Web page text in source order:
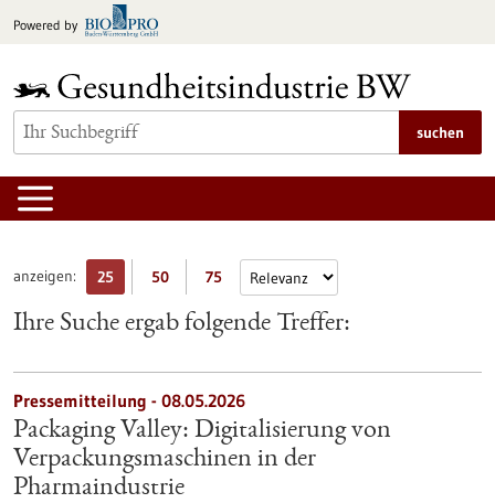
Inhalt
Powered by
suchen
anzeigen: 25 50 75
Ihre Suche ergab folgende Treffer:
Pressemitteilung - 08.05.2026
Packaging Valley: Digitalisierung von
Verpackungsmaschinen in der
Pharmaindustrie